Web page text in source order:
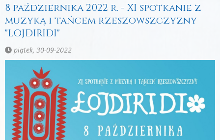
8 października 2022 r. - XI spotkanie z
muzyką i tańcem rzeszowszczyzny
"LOJDIRIDI"
piątek, 30-09-2022